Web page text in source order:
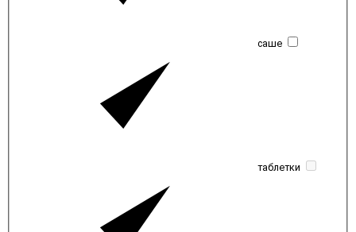
саше
таблетки